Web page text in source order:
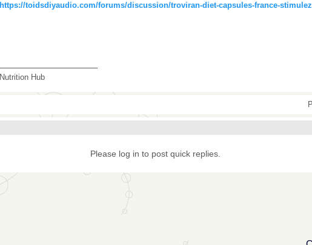
https://toidsdiyaudio.com/forums/discussion/troviran-diet-capsules-france-
Nutrition Hub
Please log in to post quick replies.